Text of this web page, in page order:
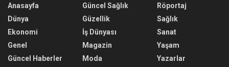
Anasayfa
Dünya
Ekonomi
Genel
Güncel Haberler
Güncel Sağlık
Güzellik
İş Dünyası
Magazin
Moda
Röportaj
Sağlık
Sanat
Yaşam
Yazarlar